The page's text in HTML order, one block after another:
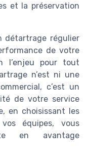
et la préservation
détartrage régulier
de votre
l’enjeu pour tout
n’est ni une
c’est un
de votre service
en choisissant les
équipes, vous
en avantage